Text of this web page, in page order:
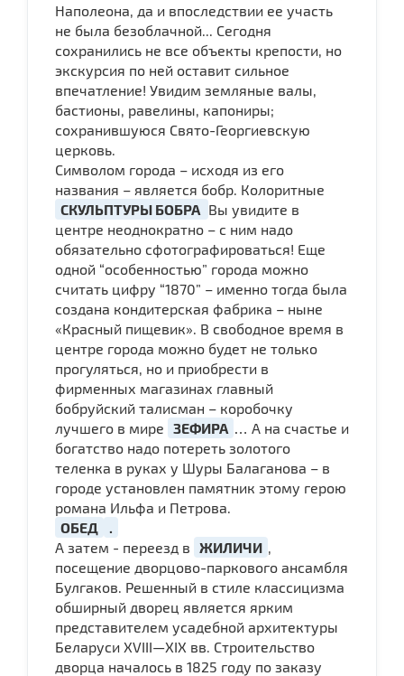
Наполеона, да и впоследствии ее участь
не была безоблачной... Сегодня
сохранились не все объекты крепости, но
экскурсия по ней оставит сильное
впечатление! Увидим земляные валы,
бастионы, равелины, капониры;
сохранившуюся Свято-Георгиевскую
церковь.
Символом города – исходя из его
названия – является бобр. Колоритные
СКУЛЬПТУРЫ БОБРА Вы увидите в
центре неоднократно – с ним надо
обязательно сфотографироваться! Еще
одной “особенностью” города можно
считать цифру “1870” – именно тогда была
создана кондитерская фабрика – ныне
«Красный пищевик». В свободное время в
центре города можно будет не только
прогуляться, но и приобрести в
фирменных магазинах главный
бобруйский талисман – коробочку
лучшего в мире ЗЕФИРА
… А на счастье и
богатство надо потереть золотого
теленка в руках у Шуры Балаганова – в
городе установлен памятник этому герою
романа Ильфа и Петрова.
ОБЕД
.
А затем - переезд в ЖИЛИЧИ
посещение дворцово-паркового ансамбля
Булгаков. Решенный в стиле классицизма
обширный дворец является ярким
представителем усадебной архитектуры
Беларуси XVIII—XIX вв. Строительство
дворца началось в 1825 году по заказу